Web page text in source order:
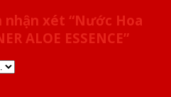
xét “Nước Hoa
ALOE ESSENCE”